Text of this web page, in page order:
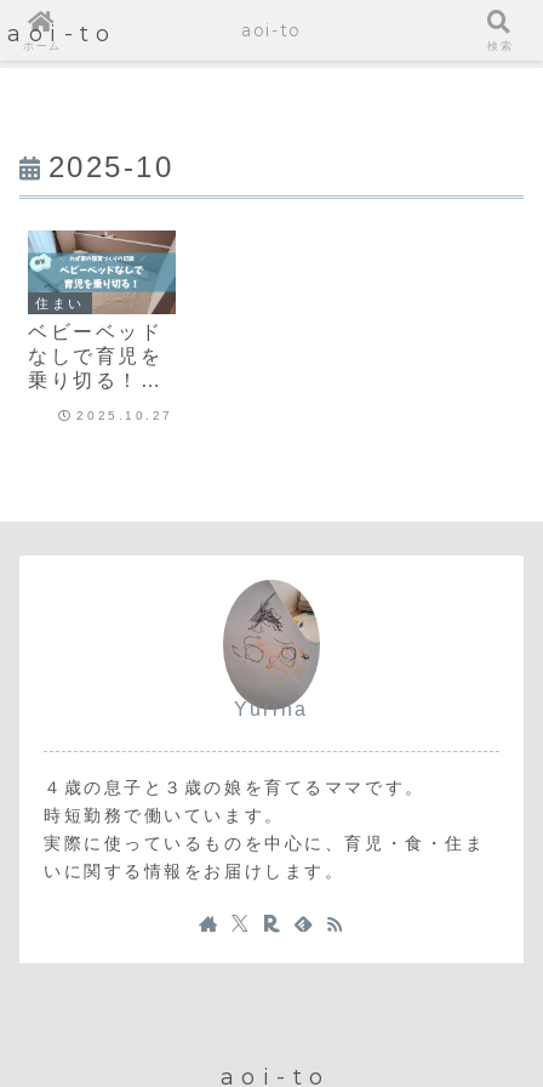
aoi-to
2025-10
住まい
ベビーベッド
なしで育児を
乗り切る！わ
2025.10.27
Yurina
４歳の息子と３歳の娘を育てるママです。
時短勤務で働いています。
実際に使っているものを中心に、育児・食・住ま
いに関する情報をお届けします。
aoi-to
ホーム
aoi-to
検索